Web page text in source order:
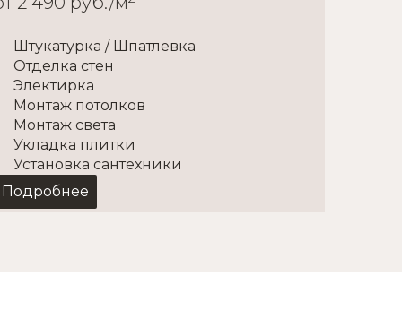
Штукатурка / Шпатлевка
Отделка стен
Электирка
Монтаж потолков
Монтаж света
Укладка плитки
Установка сантехники
Подробнее